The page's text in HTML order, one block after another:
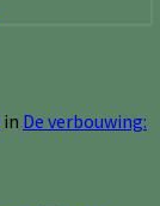
in De verbouwing: